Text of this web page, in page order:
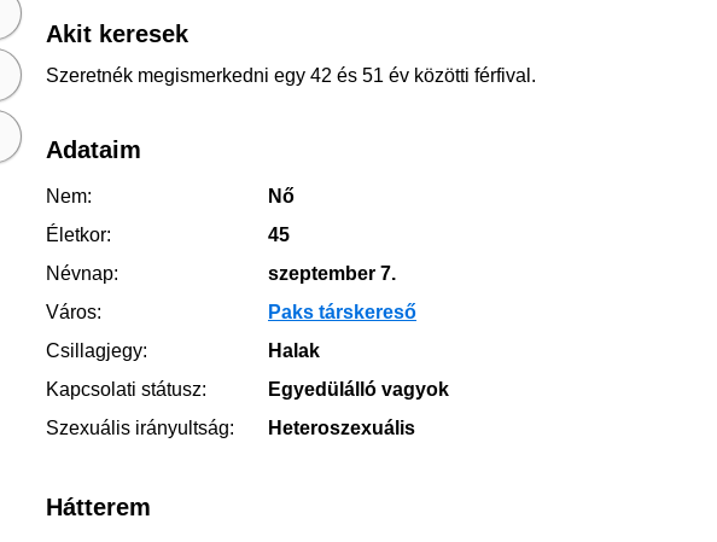
Akit keresek
Szeretnék megismerkedni egy 42 és 51 év közötti férfival.
Adataim
Nem:
Nő
Életkor:
45
Névnap:
szeptember 7.
Város:
Paks társkereső
Csillagjegy:
Halak
Kapcsolati státusz:
Egyedülálló vagyok
Szexuális irányultság:
Heteroszexuális
Hátterem